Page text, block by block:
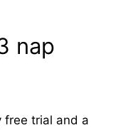
nap
trial and a